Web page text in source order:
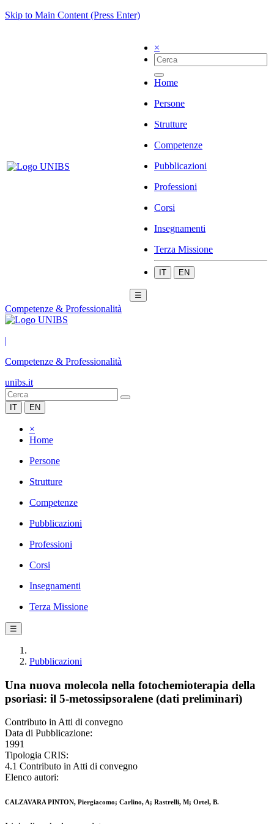
Skip to Main Content (Press Enter)
×
Home
Persone
Strutture
Competenze
Pubblicazioni
Professioni
Corsi
Insegnamenti
Terza Missione
IT EN
☰
Competenze & Professionalità
|
Competenze & Professionalità
unibs.it
IT EN
×
Home
Persone
Strutture
Competenze
Pubblicazioni
Professioni
Corsi
Insegnamenti
Terza Missione
☰
Pubblicazioni
Una nuova molecola nella fotochemioterapia della
psoriasi: il 5-metossipsoralene (dati preliminari)
Contributo in Atti di convegno
Data di Pubblicazione:
1991
Tipologia CRIS:
4.1 Contributo in Atti di convegno
Elenco autori:
CALZAVARA PINTON, Piergiacomo; Carlino, A; Rastrelli, M; Ortel, B.